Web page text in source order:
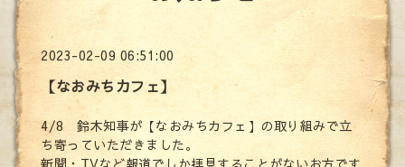
2023-02-09 06:51:00
【なおみちカフェ】
4/8 鈴木知事が【なおみちカフェ】の取り組みで立
ち寄っていただきました。
新聞・TVなど報道でしか拝見することがないお方です